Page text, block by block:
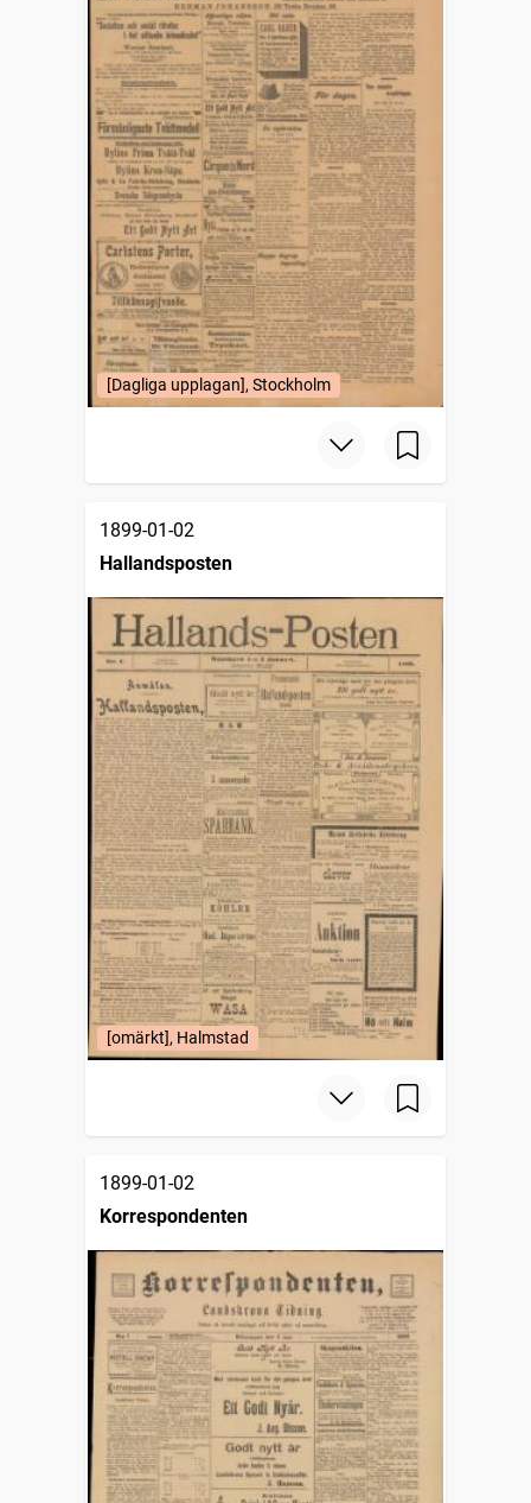
[Dagliga upplagan], Stockholm
1899-01-02
Hallandsposten
[omärkt], Halmstad
1899-01-02
Korrespondenten